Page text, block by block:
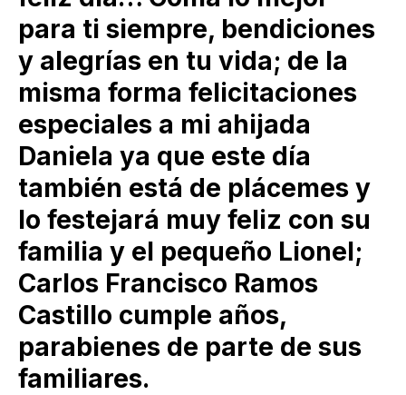
para ti siempre, bendiciones
y alegrías en tu vida; de la
misma forma felicitaciones
especiales a mi ahijada
Daniela ya que este día
también está de plácemes y
lo festejará muy feliz con su
familia y el pequeño Lionel;
Carlos Francisco Ramos
Castillo cumple años,
parabienes de parte de sus
familiares.